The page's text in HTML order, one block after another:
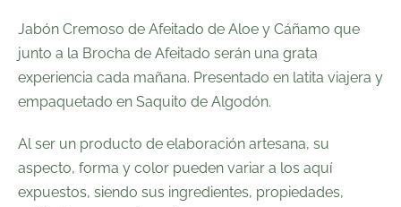
Jabón Cremoso de Afeitado de Aloe y Cáñamo que
junto a la Brocha de Afeitado serán una grata
experiencia cada mañana. Presentado en latita viajera y
empaquetado en Saquito de Algodón.
Al ser un producto de elaboración artesana, su
aspecto, forma y color pueden variar a los aquí
expuestos, siendo sus ingredientes, propiedades,